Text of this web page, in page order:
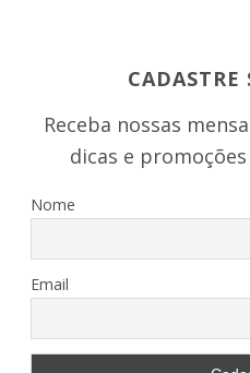
CADASTRE
Receba nossas
dicas e
Nome
Email